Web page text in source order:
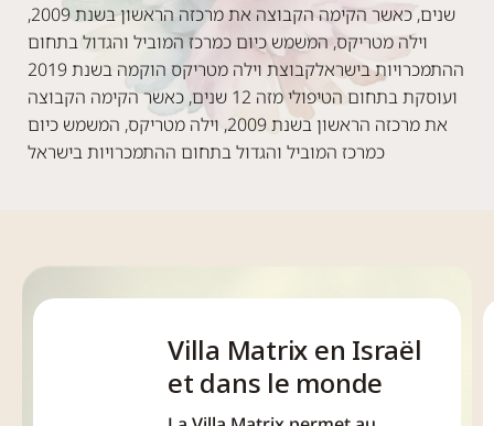
שנים, כאשר הקימה הקבוצה את מרכזה הראשון בשנת 2009,
וילה מטריקס, המשמש כיום כמרכז המוביל והגדול בתחום
ההתמכרויות בישראלקבוצת וילה מטריקס הוקמה בשנת 2019
ועוסקת בתחום הטיפולי מזה 12 שנים, כאשר הקימה הקבוצה
את מרכזה הראשון בשנת 2009, וילה מטריקס, המשמש כיום
כמרכז המוביל והגדול בתחום ההתמכרויות בישראל
Villa Matrix en Israël
et dans le monde